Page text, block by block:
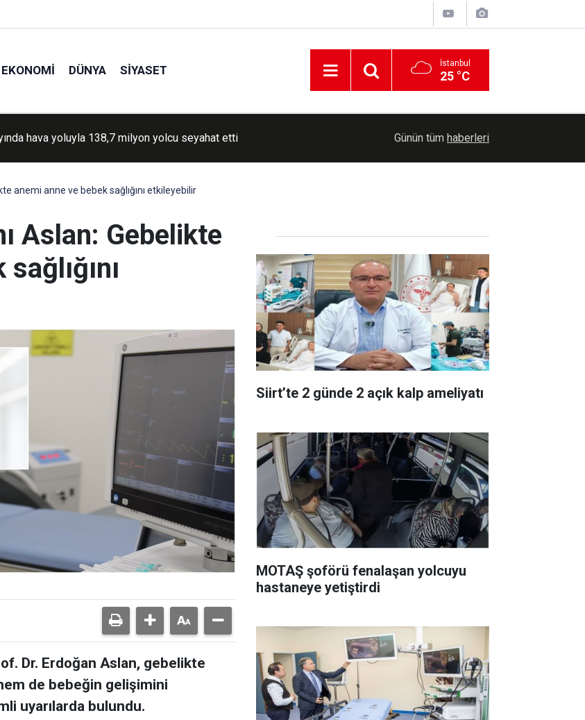
EKONOMI DÜNYA SIYASET İstanbul
25 °C
hava yoluyla 138,7 milyon yolcu seyahat etti Sakarya ve Kocaeli'de denize girişler
Günün tüm haberleri
anemi anne ve bebek sağlığını etkileyebilir
Aslan: Gebelikte
Dr. Erdoğan Aslan, gebelikte
hem de bebeğin gelişimini
uyarılarda bulundu.
Siirt’te 2 günde 2 açık kalp ameliyatı
MOTAŞ şoförü fenalaşan yolcuyu
hastaneye yetiştirdi